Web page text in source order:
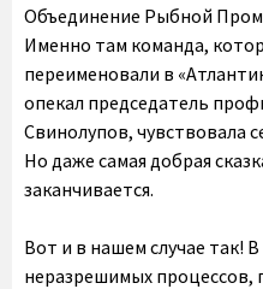
Объединение Рыбной
Именно там команда,
переименовали в
опекал председатель
Свинолупов, чувствовала
Но даже самая добрая
заканчивается.
Вот и в нашем случае так!
неразрешимых процессов,